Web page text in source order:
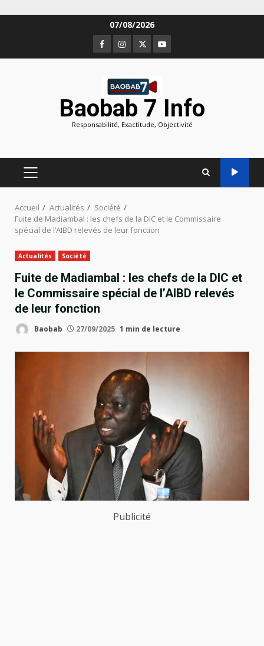
07/08/2026
Facebook
Instagram
TwitterYoutube
Baobab 7 Info
Responsabilité, Exactitude, Objectivité
MENU
PRINCIPAL
Accueil Actualités
Société
Fuite de Madiambal : les chefs de la DIC et le Commissaire
spécial de l’AIBD relevés de leur fonction
Actualités Société
Fuite de Madiambal : les chefs de la DIC et
le Commissaire spécial de l’AIBD relevés
de leur fonction
Baobab 27/09/2025 1 min de lecture
Publicité